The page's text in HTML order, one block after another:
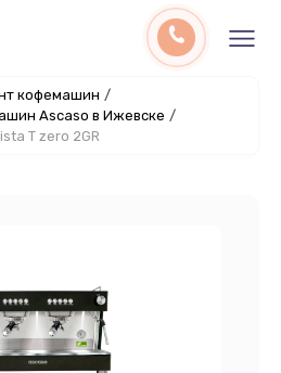
кофемашин /
Ascaso в Ижевске /
T zero 2GR